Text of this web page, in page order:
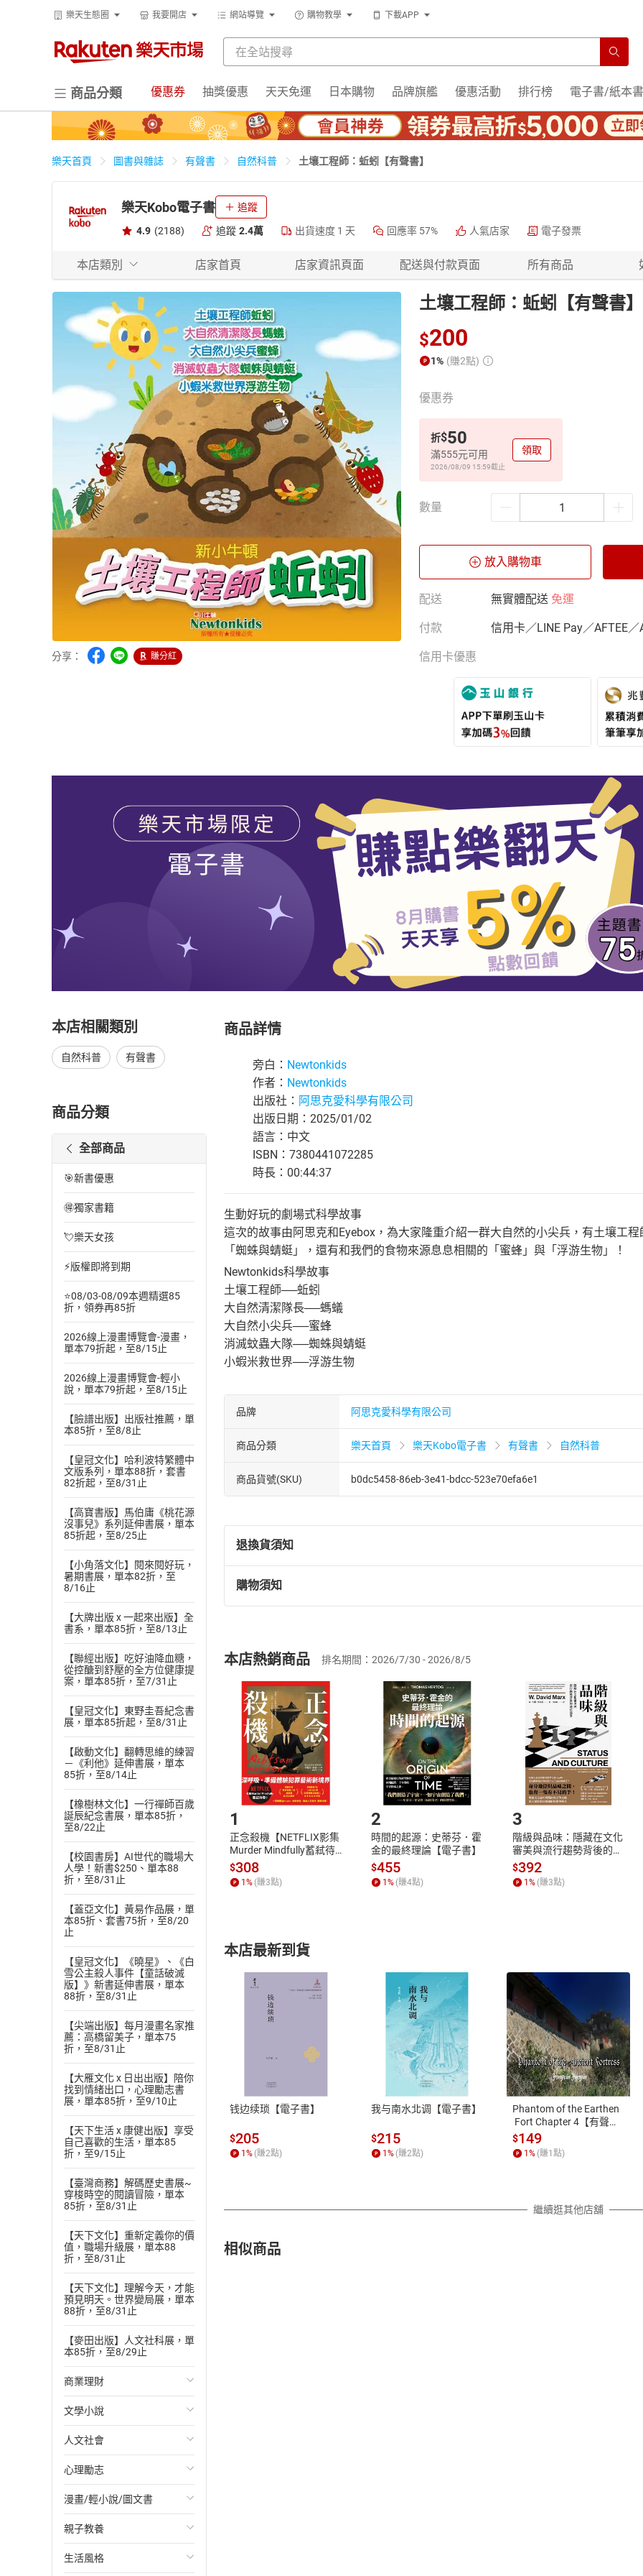
樂天生態圈 我要開店 網站導覽 購物教學 下載APP
商品分類 優惠券 抽獎優惠 天天免運 日本購物 品牌旗艦 優惠活動 排行榜 電子書/紙本書
樂天首頁 圖書與雜誌 有聲書 自然科普 土壤工程師：蚯蚓【有聲書】
樂天Kobo電子書 追蹤
4.9 (2188) 追蹤 2.4萬 出貨速度 1 天 回應率 57% 人氣店家 電子發票
本店類別 店家首頁 店家資訊頁面 配送與付款頁面 所有商品
分享： 賺分紅
土壤工程師：蚯蚓【有聲書】
$200
1% (賺2點)
優惠券
折$50
滿555元可用
2026/08/09 15:59截止
領取
數量
放入購物車
配送 無實體配送 免運
付款 信用卡／LINE Pay／AFTEE／
信用卡優惠
本店相關類別
自然科普 有聲書
商品分類
全部商品
🎯新書優惠
🉐獨家書籍
💘樂天女孩
⚡版權即將到期
⭐08/03-08/09本週精選85
折，領券再85折
2026線上漫畫博覽會-漫畫，
單本79折起，至8/15止
2026線上漫畫博覽會-輕小
說，單本79折起，至8/15止
【臉譜出版】出版社推薦，單
本85折，至8/8止
【皇冠文化】哈利波特繁體中
文版系列，單本88折，套書
82折起，至8/31止
【高寶書版】馬伯庸《桃花源
沒事兒》系列延伸書展，單本
85折起，至8/25止
【小角落文化】閱來閱好玩，
暑期書展，單本82折，至
8/16止
【大牌出版 x 一起來出版】全
書系，單本85折，至8/13止
【聯經出版】吃好油降血糖，
從控醣到舒壓的全方位健康提
案，單本85折，至7/31止
【皇冠文化】東野圭吾紀念書
展，單本85折起，至8/31止
【啟動文化】翻轉思維的練習
－《利他》延伸書展，單本
85折，至8/14止
【橡樹林文化】一行禪師百歲
誕辰紀念書展，單本85折，
至8/22止
【校園書房】AI世代的職場大
人學！新書$250、單本88
折，至8/31止
【蓋亞文化】黃易作品展，單
本85折、套書75折，至8/20
止
【皇冠文化】《曉星》、《白
雪公主殺人事件【童話破滅
版】》新書延伸書展，單本
88折，至8/31止
【尖端出版】每月漫畫名家推
薦：高橋留美子，單本75
折，至8/31止
【大雁文化 x 日出出版】陪你
找到情緒出口，心理勵志書
展，單本85折，至9/10止
【天下生活 x 康健出版】享受
自己喜歡的生活，單本85
折，至9/15止
【臺灣商務】解碼歷史書展~
穿梭時空的閱讀冒險，單本
85折，至8/31止
【天下文化】重新定義你的價
值，職場升級展，單本88
折，至8/31止
【天下文化】理解今天，才能
預見明天。世界變局展，單本
88折，至8/31止
【麥田出版】人文社科展，單
本85折，至8/29止
商業理財
投資理財
經濟/趨勢
財務/金融
管理/領導
職場工作術
成功法
文學小說
歐美文學
日本文學
韓國文學
華文文學
經典文學
人文社會
國際關係
政治
社會科學
台灣/中國歷史
心理勵志
心靈成長/情緒
人際關係
兩性關係
漫畫/輕小說/圖文書
輕小說
奇幻/科幻
親子教養
教育現場
生活風格
商品詳情
旁白： Newtonkids
作者： Newtonkids
出版社： 阿思克愛科學有限公司
出版日期：2025/01/02
語言：中文
ISBN：7380441072285
時長：00:44:37
生動好玩的劇場式科學故事
這次的故事由阿思克和Eyebox，為大家隆重介紹一群大自然的小尖兵，有土壤工
「蜘蛛與蜻蜓」，還有和我們的食物來源息息相關的「蜜蜂」與「浮游生物」！
Newtonkids科學故事
土壤工程師──蚯蚓
大自然清潔隊長──螞蟻
大自然小尖兵──蜜蜂
消滅蚊蟲大隊──蜘蛛與蜻蜓
小蝦米救世界──浮游生物
品牌 阿思克愛科學有限公司
商品分類 樂天首頁 樂天Kobo電子書 有聲書 自然科普
商品貨號(SKU) b0dc5458-86eb-3e41-bdcc-523e70efa6e1
退換貨須知
退換貨規定：
(一)依消費者保護法第19條第1項後段暨通訊交易解除權合理例外情事適用
(二)消費者訂購本店鋪之商品即代表知悉本店鋪所銷售之商品為電子書，
且已下載/存取電子書，不得請求退貨退款。
退貨方式：您欲取消訂單或辦理退貨時，請登入樂天市場，並於「我的訂單
貨」，本店鋪將依您的申請進行審核，待審核通過後將為您辦理退款事宜。
請注意，樂天市場須以整筆訂單為單位進行取消/退貨，恕無法以單支商品取
購物須知
挑選商品
Choose
放入購物車
Shopping cart
登入帳號
Login
購書後，如何開始使用？
Step1.選擇閱讀載具 Step2.登入
付款方式
ATM轉帳、信用卡、LINE PAY、AFTEE
退換貨規範
本店是否提供消費者保護法七日猶
之權利，遽消費者保護法及通訊交
除權合理例外情事適用準則，依商
質各有不同規定。詳細退換貨說明
照各商品說明。
本店熱銷商品 排名期間：2026/7/30 - 2026/8/5
1
正念殺機【NETFLIX影集
Murder Mindfully蓄弒待
發】【電子書】
$308
1% (賺3點)
2
時間的起源：史蒂芬．霍
金的最終理論【電子書】
$455
1% (賺4點)
3
階級與品味：隱藏在文化
審美與流行趨勢背後的地
位渴望【電子書】
$392
1% (賺3點)
本店最新到貨
钱边续琐【電子書】
$205
1 % (賺2點)
我与南水北调【電子書】
$215
1 % (賺2點)
Phantom of the Earthen
Fort Chapter 4【有聲
書】
$149
1 % (賺1 點)
繼續逛其他店舖
相似商品